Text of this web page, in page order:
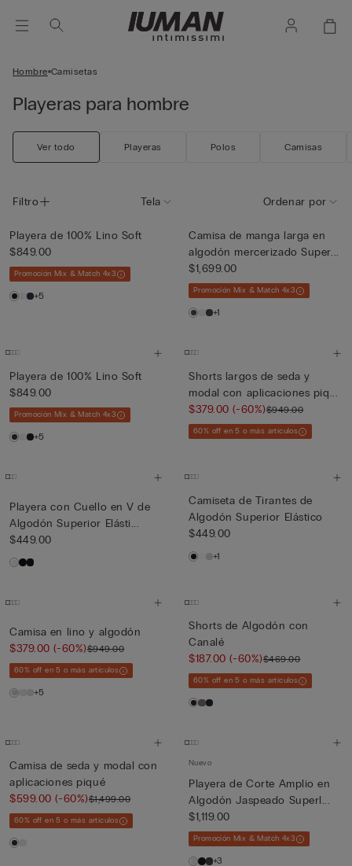
Hombre Camisetas
Playeras para hombre
Ver todo Playeras Polos Camisas
Filtro Tela Ordenar por
Playera de 100% Lino Soft
$849.00
Promoción Mix & Match 4x3
+5
Camisa de manga larga en
algodón mercerizado Super...
$1,699.00
Promoción Mix & Match 4x3
+1
Playera de 100% Lino Soft
$849.00
Promoción Mix & Match 4x3
+5
Shorts largos de seda y
modal con aplicaciones piq...
$379.00(-60%)$949.00
60% off en 5 o más artículos
Playera con Cuello en V de
Algodón Superior Elásti...
$449.00
Camiseta de Tirantes de
Algodón Superior Elástico
$449.00
+1
Camisa en lino y algodón
$379.00(-60%)$949.00
60% off en 5 o más artículos
+5
Shorts de Algodón con
Canalé
$187.00(-60%)$469.00
60% off en 5 o más artículos
Camisa de seda y modal con
aplicaciones piqué
$599.00(-60%)$1,499.00
60% off en 5 o más artículos
Nuevo
Playera de Corte Amplio en
Algodón Jaspeado Superl...
$1,119.00
Promoción Mix & Match 4x3
+3